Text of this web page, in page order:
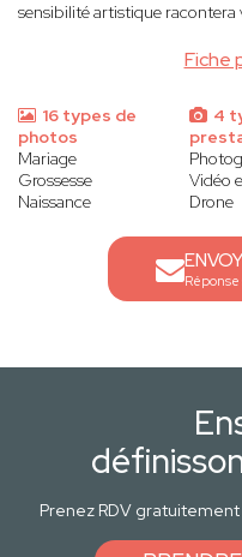
Fiche
sensibilité artistique racontera
16 types de
photos
Mariage
Grossesse
Naissance
4
Vidéo
Drone
Réponse
Prenez RDV